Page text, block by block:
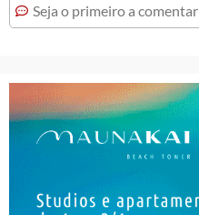
Seja o primeiro a comentar